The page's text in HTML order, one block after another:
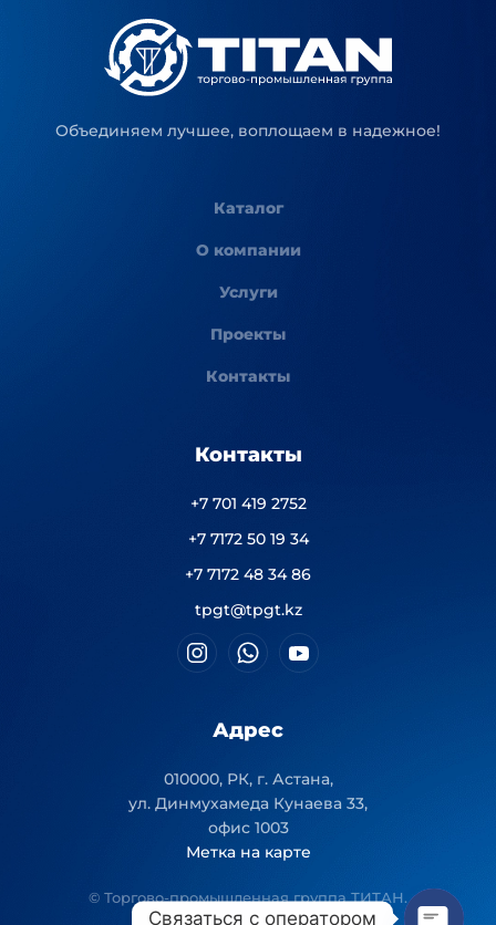
Объединяем лучшее, воплощаем в надежное!
Каталог
О компании
Услуги
Проекты
Контакты
Контакты
+7 701 419 2752
+7 7172 50 19 34
+7 7172 48 34 86
tpgt@tpgt.kz
Адрес
010000, РК, г. Астана,
ул. Динмухамеда Кунаева 33,
офис 1003
Метка на карте
© Торгово-промышленная группа ТИТАН.
Связаться с оператором